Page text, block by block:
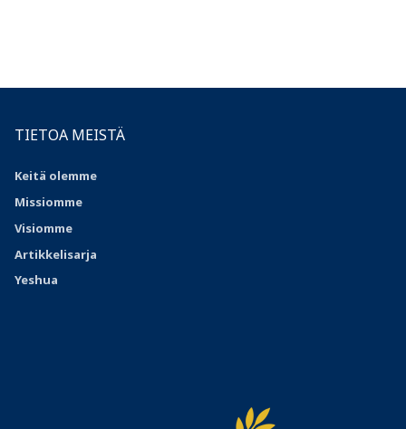
TIETOA MEISTÄ
Keitä olemme
Missiomme
Visiomme
Artikkelisarja
Yeshua